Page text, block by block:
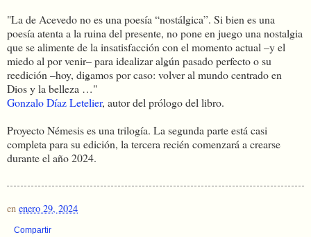
"La de Acevedo no es una poesía “nostálgica”. Si bien es una
poesía atenta a la ruina del presente, no pone en juego una nostalgia
que se alimente de la insatisfacción con el momento actual –y el
miedo al por venir– para idealizar algún pasado perfecto o su
reedición –hoy, digamos por caso: volver al mundo centrado en
Dios y la belleza …"
Gonzalo Díaz Letelier, autor del prólogo del libro.
Proyecto Némesis es una trilogía. La segunda parte está casi
completa para su edición, la tercera recién comenzará a crearse
durante el año 2024.
en enero 29, 2024
Compartir